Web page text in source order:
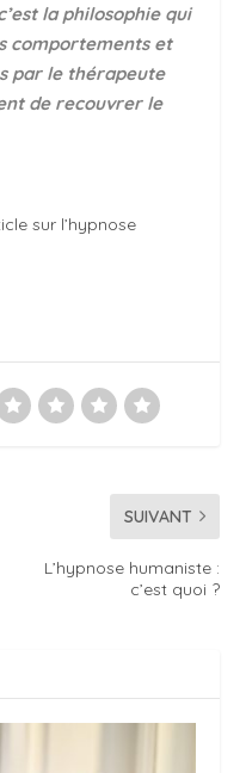
la philosophie qui
comportements et
par le thérapeute
de recouvrer le
sur l’hypnose
SUIVANT
L’hypnose humaniste :
c’est quoi ?